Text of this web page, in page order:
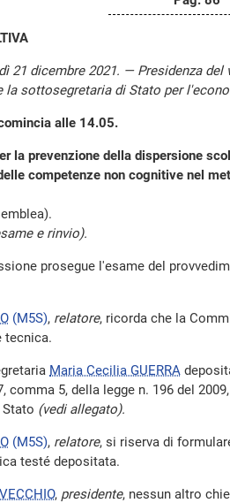
21 dicembre 2021. — Presidenza del
la sottosegretaria di Stato per
alle 14.05.
la prevenzione della dispersione
competenze non cognitive nel
e rinvio).
prosegue l'esame del
(M5S), relatore, ricorda che la
tecnica.
Maria Cecilia GUERRA
comma 5, della legge n. 196 del
(vedi allegato).
(M5S), relatore, si riserva di
testé depositata.
, presidente, nessun altro